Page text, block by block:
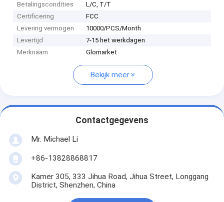
Betalingscondities
L/C, T/T
Certificering
FCC
Levering vermogen
10000/PCS/Month
Levertijd
7-15 het werkdagen
Merknaam
Glomarket
Bekijk meer
Contactgegevens
Mr. Michael Li
+86-13828868817
Kamer 305, 333 Jihua Road, Jihua Street, Longgang
District, Shenzhen, China